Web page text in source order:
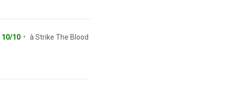
10/10 à Strike The Blood